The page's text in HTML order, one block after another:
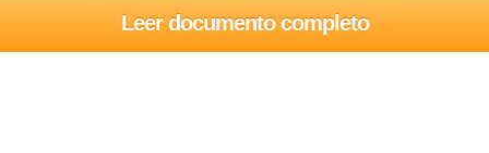
Leer documento completo